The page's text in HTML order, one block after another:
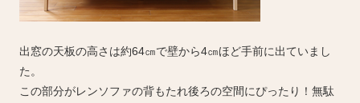
出窓の天板の高さは約64㎝で壁から4㎝ほど手前に出ていまし
た。
この部分がレンソファの背もたれ後ろの空間にぴったり！無駄